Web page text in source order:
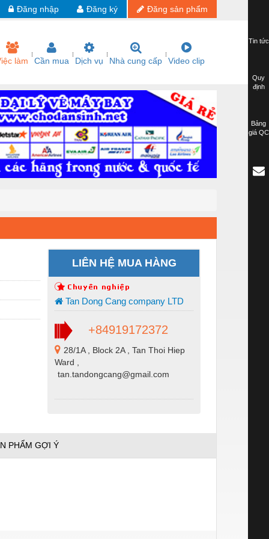
Đăng sản phẩm
Đăng ký
Đăng nhập
làm Cần mua Dịch vụ Nhà cung cấp Video clip
LIÊN HỆ MUA HÀNG
Tan Dong Cang company LTD
+84919172372
28/1A , Block 2A , Tan Thoi Hiep
Ward ,
tan.tandongcang@gmail.com
PHẨM GỢI Ý
Tin tức
Quy
định
Bảng
giá QC